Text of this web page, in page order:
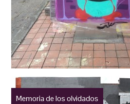
Memoria de los olvidados